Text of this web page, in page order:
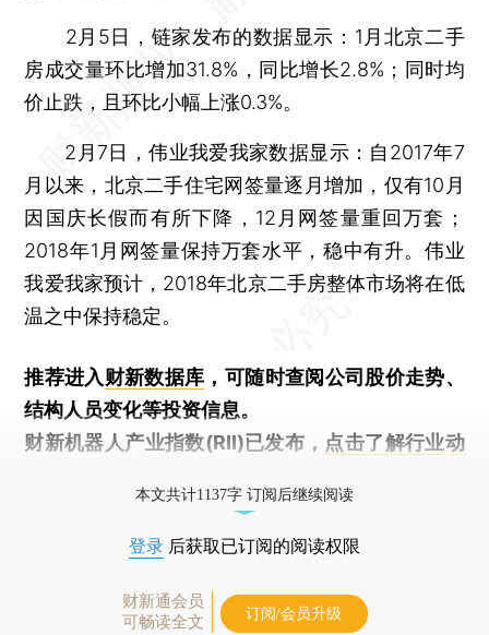
2月5日，链家发布的数据显示：1月北京二手
房成交量环比增加31.8%，同比增长2.8%；同时均
价止跌，且环比小幅上涨0.3%。
2月7日，伟业我爱我家数据显示：自2017年7
月以来，北京二手住宅网签量逐月增加，仅有10月
因国庆长假而有所下降，12月网签量重回万套；
2018年1月网签量保持万套水平，稳中有升。伟业
我爱我家预计，2018年北京二手房整体市场将在低
温之中保持稳定。
推荐进入财新数据库 ，可随时查阅公司股价走势、
结构人员变化等投资信息。
财新机器人产业指数(RII)已发布， 点击了解行业动
本文共计1137字 订阅后继续阅读
登录 后获取已订阅的阅读权限
财新通会员
可畅读全文
订阅/会员升级